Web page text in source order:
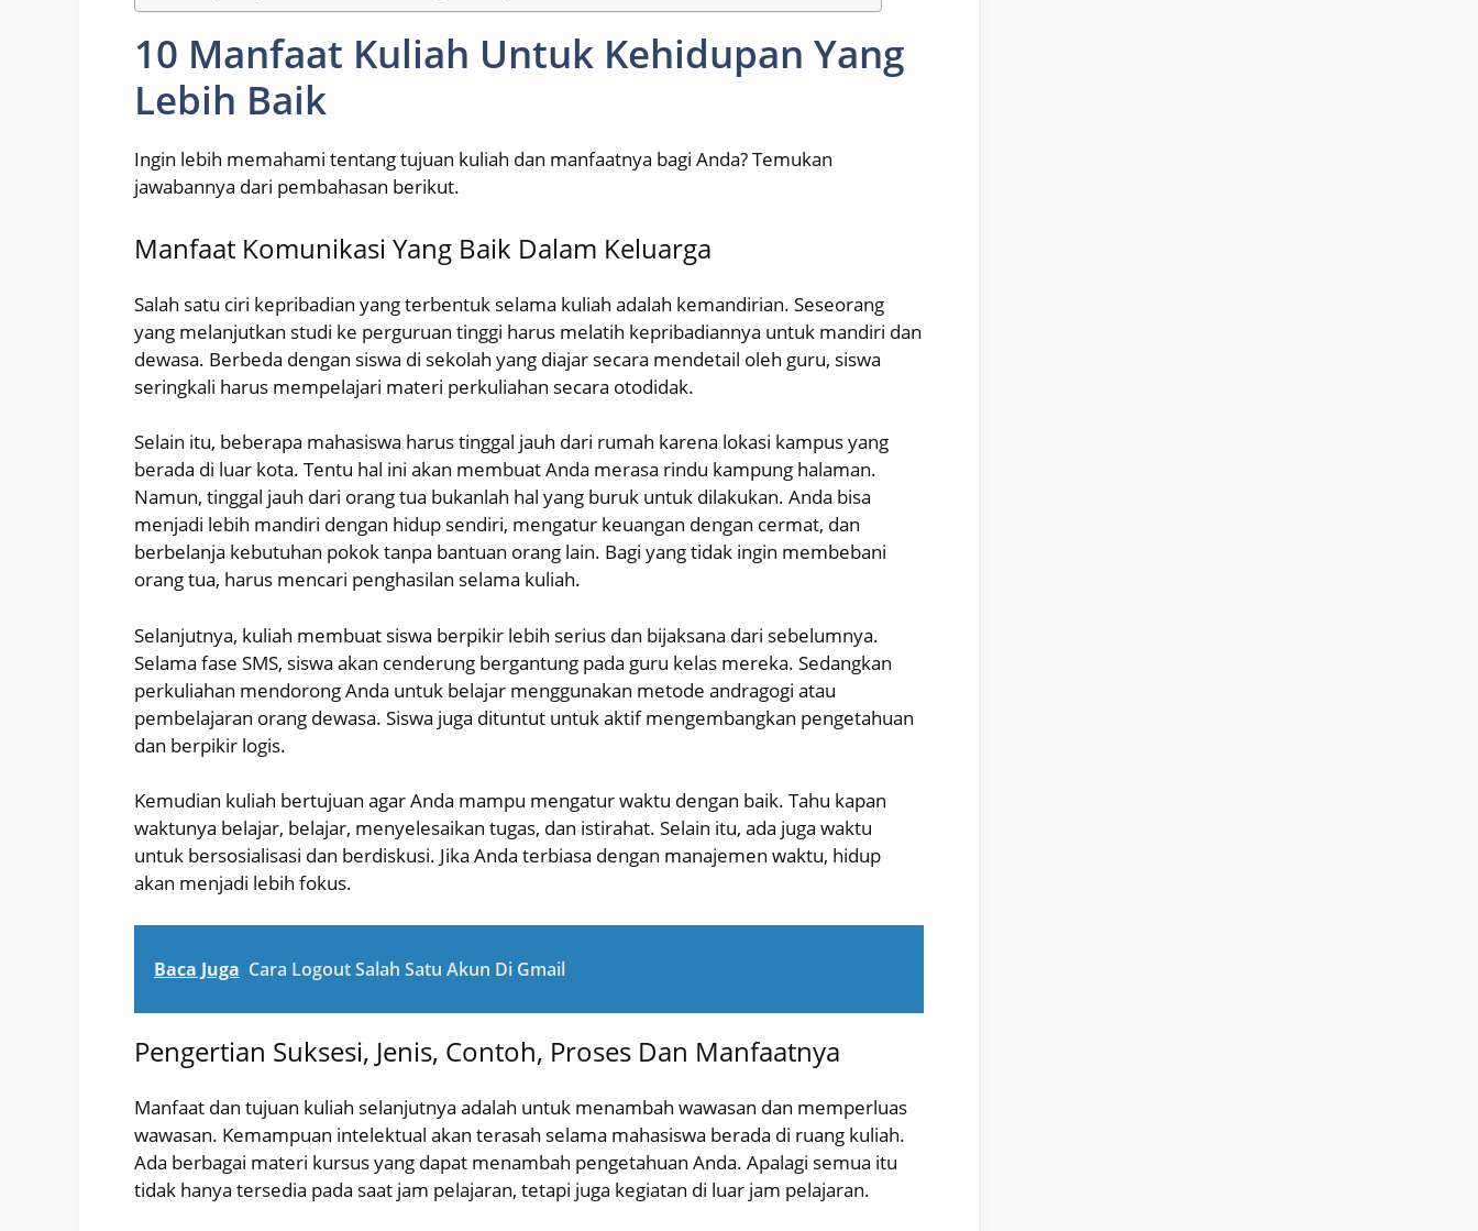
10 Manfaat Kuliah Untuk Kehidupan Yang
Lebih Baik
Ingin lebih memahami tentang tujuan kuliah dan manfaatnya bagi Anda? Temukan
jawabannya dari pembahasan berikut.
Manfaat Komunikasi Yang Baik Dalam Keluarga
Salah satu ciri kepribadian yang terbentuk selama kuliah adalah kemandirian. Seseorang
yang melanjutkan studi ke perguruan tinggi harus melatih kepribadiannya untuk mandiri dan
dewasa. Berbeda dengan siswa di sekolah yang diajar secara mendetail oleh guru, siswa
seringkali harus mempelajari materi perkuliahan secara otodidak.
Selain itu, beberapa mahasiswa harus tinggal jauh dari rumah karena lokasi kampus yang
berada di luar kota. Tentu hal ini akan membuat Anda merasa rindu kampung halaman.
Namun, tinggal jauh dari orang tua bukanlah hal yang buruk untuk dilakukan. Anda bisa
menjadi lebih mandiri dengan hidup sendiri, mengatur keuangan dengan cermat, dan
berbelanja kebutuhan pokok tanpa bantuan orang lain. Bagi yang tidak ingin membebani
orang tua, harus mencari penghasilan selama kuliah.
Selanjutnya, kuliah membuat siswa berpikir lebih serius dan bijaksana dari sebelumnya.
Selama fase SMS, siswa akan cenderung bergantung pada guru kelas mereka. Sedangkan
perkuliahan mendorong Anda untuk belajar menggunakan metode andragogi atau
pembelajaran orang dewasa. Siswa juga dituntut untuk aktif mengembangkan pengetahuan
dan berpikir logis.
Kemudian kuliah bertujuan agar Anda mampu mengatur waktu dengan baik. Tahu kapan
waktunya belajar, belajar, menyelesaikan tugas, dan istirahat. Selain itu, ada juga waktu
untuk bersosialisasi dan berdiskusi. Jika Anda terbiasa dengan manajemen waktu, hidup
akan menjadi lebih fokus.
Baca Juga Cara Logout Salah Satu Akun Di Gmail
Pengertian Suksesi, Jenis, Contoh, Proses Dan Manfaatnya
Manfaat dan tujuan kuliah selanjutnya adalah untuk menambah wawasan dan memperluas
wawasan. Kemampuan intelektual akan terasah selama mahasiswa berada di ruang kuliah.
Ada berbagai materi kursus yang dapat menambah pengetahuan Anda. Apalagi semua itu
tidak hanya tersedia pada saat jam pelajaran, tetapi juga kegiatan di luar jam pelajaran.